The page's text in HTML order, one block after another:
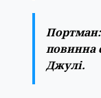
Портман:
повинна
Джулі.